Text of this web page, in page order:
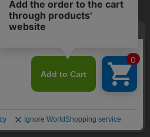
）
めしセット（ポスト投函/常温
楽うまごはんおためしセール
￥1,180（税込）
ます。その際に、閲覧履
いたしますが、お客様の
は行っておりません。詳
バシーポリシー
」をお読み